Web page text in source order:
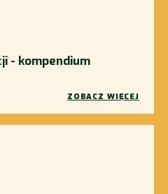
- kompendium
ZOBACZ WIĘCEJ